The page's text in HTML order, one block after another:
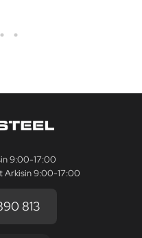
9:00-17:00
Arkisin 9:00-17:00
813